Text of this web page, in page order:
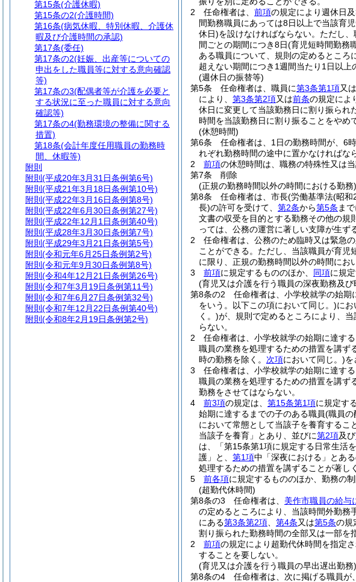
2
任命権者は、 前項の規定により週休日
間勤務職員にあっては8日以上で当該育
休日)を設けなければならない。 ただし
間ごとの期間につき8日(育児短時間勤務
ある職員について、規則の定めるところ
超えない期間につき1週間当たり1日以
(週休日の振替等)
第5条
任命権者は、職員に第3条第1項又は
により、 第3条第2項又は前条の規定によ
休日に変更して当該勤務日に割り振られ
時間を当該勤務日に割り振ることをやめ
(休憩時間)
第6条
任命権者は、1日の勤務時間が、6
れぞれ勤務時間の途中に置かなければな
2
前項の休憩時間は、職務の特殊性又は
第7条
削除
(正規の勤務時間以外の時間における勤務)
第8条
任命権者は、市長(労働基準法(昭和
長)の許可を受けて、 第2条から第5条 ま
文書の収受を目的とする勤務その他の規
っては、公務の運営に著しい支障が生ず
2
任命権者は、公務のため臨時又は緊急
ことができる。 ただし、当該職員が育児
に限り、正規の勤務時間以外の時間にお
3
前項に規定するもののほか、 同項に規
(育児又は介護を行う職員の深夜勤務及
第8条の2
任命権者は、小学校就学の始期
をいう。以下この項において同じ。)にお
く。)が、規則で定めるところにより、
らない。
2
任命権者は、小学校就学の始期に達す
職員の業務を処理するための措置を講ず
時の勤務を除く。 次項において同じ。)を
3
任命権者は、小学校就学の始期に達す
職員の業務を処理するための措置を講ず
勤務をさせてはならない。
4
前3項の規定は、 第15条第1項に規定す
始期に達するまでの子のある職員(職員の
において常態として当該子を養育するこ
当該子を養育」とあり、並びに第2項及び
は、「第15条第1項に規定する日常生活
護」と、 第1項中「深夜における」とあ
処理するための措置を講ずることが著し
5
前各項に規定するもののほか、勤務の
(超勤代休時間)
第8条の3
任命権者は、 美作市職員の給与
の定めるところにより、当該時間外勤務
にある第3条第2項 第4条又は第5条の規
割り振られた勤務時間の全部又は一部を
2
前項の規定により超勤代休時間を指定
することを要しない。
(育児又は介護を行う職員の早出遅出勤務)
第8条の4
任命権者は、次に掲げる職員が
第15条(介護休暇)
第15条の2(介護時間)
第16条(病気休暇、特別休暇、介護休
暇及び介護時間の承認)
第17条(委任)
第17条の2(妊娠、出産等についての
申出をした職員等に対する意向確認
等)
第17条の3(配偶者等が介護を必要と
する状況に至った職員に対する意向
確認等)
第17条の4(勤務環境の整備に関する
措置)
第18条(会計年度任用職員の勤務時
間、休暇等)
附則
附則 (平成20年3月31日条例第6号)
附則 (平成21年3月18日条例第10号)
附則 (平成22年3月16日条例第8号)
附則 (平成22年6月30日条例第27号)
附則 (平成22年12月1日条例第40号)
附則 (平成28年3月30日条例第7号)
附則 (平成29年3月21日条例第5号)
附則 (令和元年6月25日条例第2号)
附則 (令和元年9月30日条例第8号)
附則 (令和4年12月21日条例第26号)
附則 (令和7年3月19日条例第11号)
附則 (令和7年6月27日条例第32号)
附則 (令和7年12月22日条例第40号)
附則 (令和8年2月19日条例第2号)